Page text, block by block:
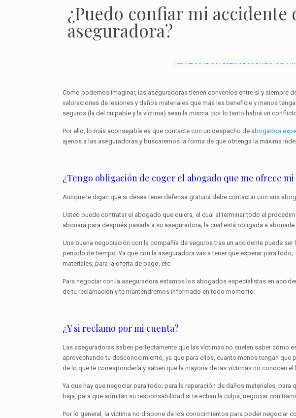
¿Puedo confiar mi accidente
aseguradora?
Como podemos imaginar, las aseguradoras tienen convenios entre sí y siempre
valoraciones de lesiones y daños materiales que más les beneficie y menos
seguros (la del culpable y la víctima) sean la misma, por lo tanto habrá un
Por ello, lo más aconsejable es que contacte con un despacho de abogados
ajenos a las aseguradoras y buscaremos la forma de que obtenga la máxima
¿Tengo obligación de coger el abogado que me ofrece
Aunque le digan que si desea tener defensa gratuita debe contactar con sus
Usted puede contratar el abogado que quiera, el cual al terminar todo el
abonará para después pasarla a su aseguradora; la cual está obligada a
Una buena negociación con la compañía de seguros tras un accidente puede
periodo de tiempo. Ya que con la aseguradora vas a tener que esperar para
materiales, para la oferta de pago, etc.
Para negociar con la aseguradora estamos los abogados especialistas en
de tu reclamación y te mantendremos informado en todo momento.
¿Y si reclamo por mi cuenta?
Las aseguradoras saben perfectamente que las víctimas no suelen saber como
aprovechando tu desconocimiento, ya que para ellos, cuanto menos tengan
de lo que te correspondería y saben que la mayoría de las víctimas no conocen
Ya que hay que negociar para todo; para la reparación de daños materiales,
baja, para que admitan su responsabilidad si te echan la culpa, negociar con
Por lo general, la víctima no dispone de los conocimientos para poder negociar